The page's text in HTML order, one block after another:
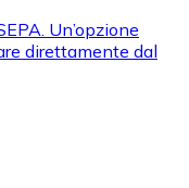
Un’opzione
direttamente dal